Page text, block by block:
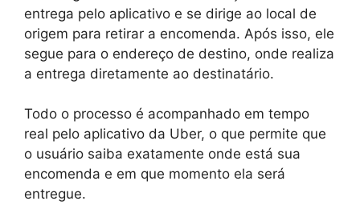
entrega pelo aplicativo e se dirige ao local de
origem para retirar a encomenda. Após isso, ele
segue para o endereço de destino, onde realiza
a entrega diretamente ao destinatário.
Todo o processo é acompanhado em tempo
real pelo aplicativo da Uber, o que permite que
o usuário saiba exatamente onde está sua
encomenda e em que momento ela será
entregue.